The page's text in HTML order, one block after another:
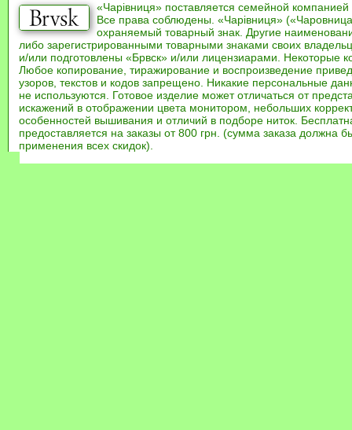
«Чарівниця» поставляется семейной компанией
Все права соблюдены. «Чарівниця»
охраняемый товарный знак. Другие
либо зарегистрированными товарными знаками своих
и/или подготовлены «Брвск» и/или лицензиарами. Некоторые
Любое копирование, тиражирование и воспроизведение
узоров, текстов и кодов запрещено. Никакие персональные
не используются. Готовое изделие может отличаться от
искажений в отображении цвета монитором, небольших
особенностей вышивания и отличий в подборе ниток.
предоставляется на заказы от 800 грн. (сумма заказа должна
применения всех скидок).